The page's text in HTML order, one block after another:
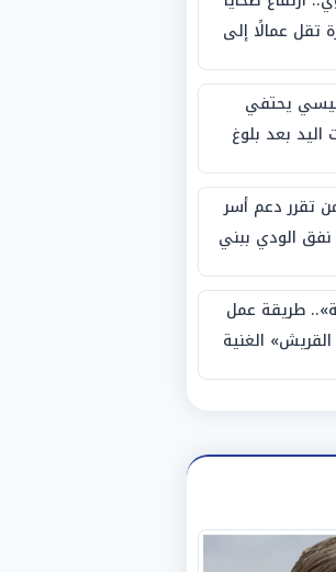
تقل عمالًا إلى
يحتفي
اليد بعد بلوغ
العالم
تقرر دعم أسر
الودي ببني
طريقة عمل
القريش» الغنية